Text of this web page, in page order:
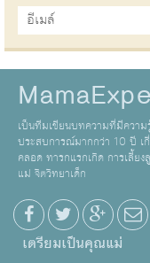
เป็นทีมเขียนบทความที่มีควา
ประสบการณ์มากกว่า 10 ปี เ
คลอด ทารกแรกเกิด การเลี้ย
แม่ จิตวิทยาเด็ก
เตรียมเป็นคุณแม่